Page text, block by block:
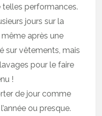
performances.
jours sur la
même après une
sur vêtements, mais
pour le faire
!
de jour comme
ou presque.